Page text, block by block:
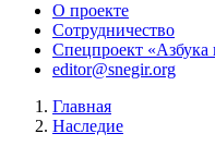
О проекте
Сотрудничество
Спецпроект «Азбука
editor@snegir.org
Главная
Наследие